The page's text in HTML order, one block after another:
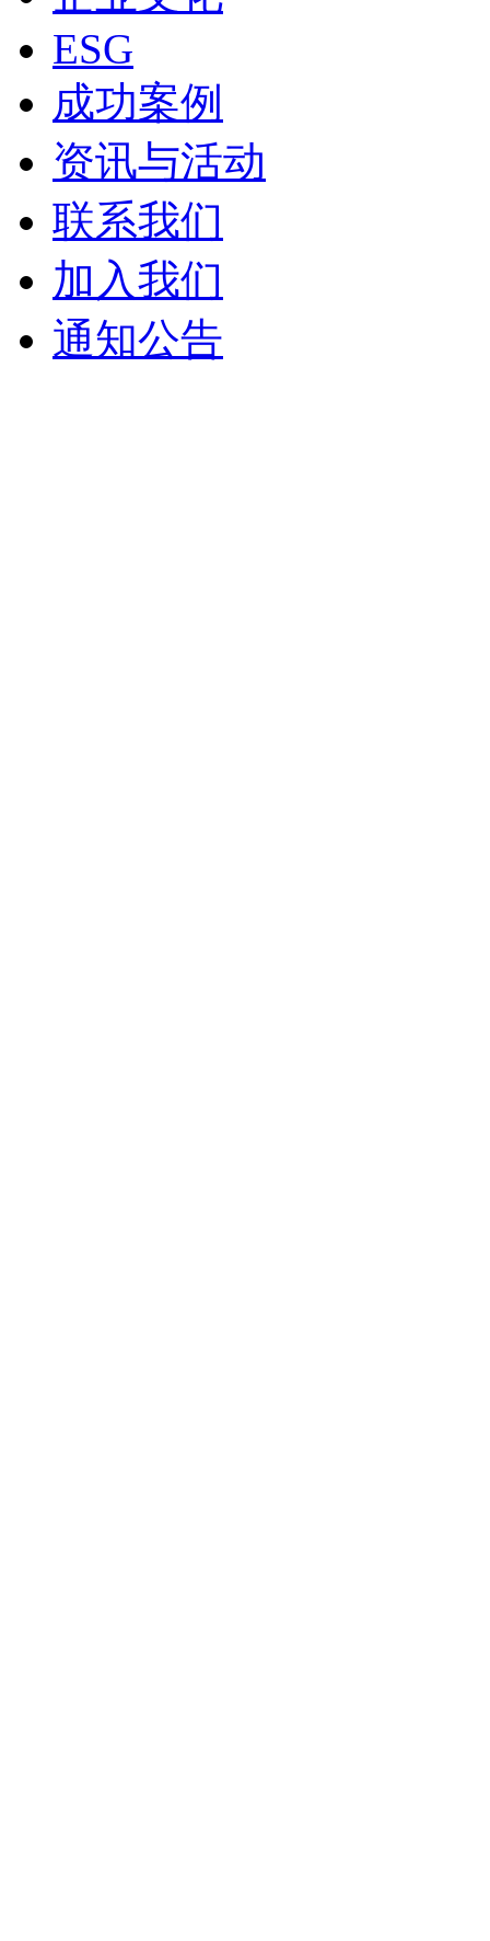
ESG
成功案例
资讯与活动
联系我们
加入我们
通知公告